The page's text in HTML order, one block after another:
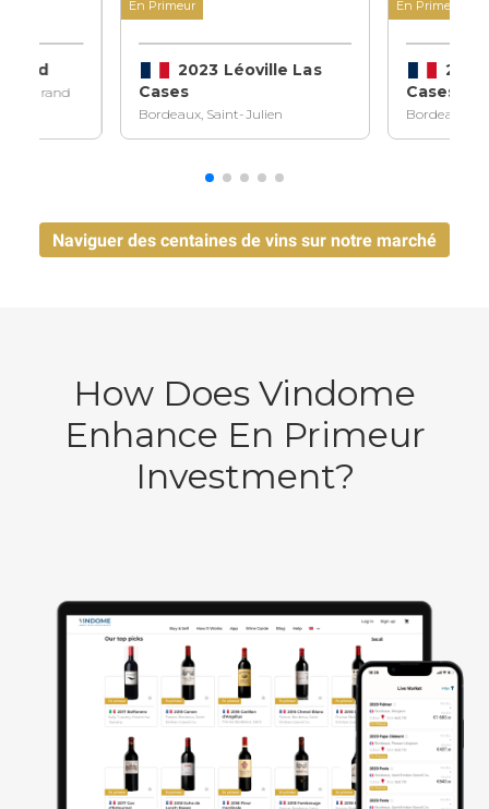
Grand
En Primeur
2023 Léoville Las
Cases
Bordeaux, Saint-Julien
En Primeur
Cases
Bordeaux,
Naviguer des centaines de vins sur notre marché
How Does Vindome
Enhance En Primeur
Investment?